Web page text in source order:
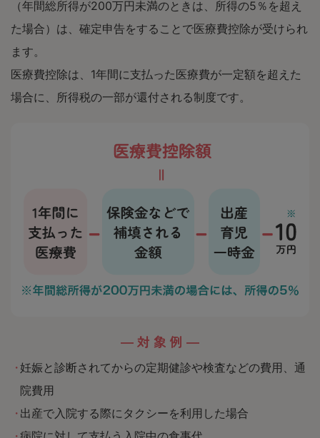
（年間総所得が200万円未満のときは、所得の5％を超え
た場合）は、確定申告をすることで医療費控除が受けられ
ます。
医療費控除は、1年間に支払った医療費が一定額を超えた
場合に、所得税の一部が還付される制度です。
— 対 象 例 —
・妊娠と診断されてからの定期健診や検査などの費用、通
院費用
・出産で入院する際にタクシーを利用した場合